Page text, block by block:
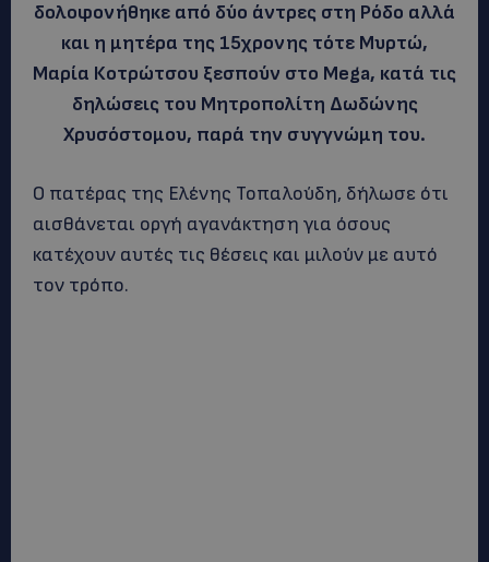
δολοφονήθηκε από δύο άντρες στη Ρόδο αλλά
και η μητέρα της 15χρονης τότε Μυρτώ,
Μαρία Κοτρώτσου ξεσπούν στο Mega, κατά τις
δηλώσεις του Μητροπολίτη Δωδώνης
Χρυσόστομου, παρά την συγγνώμη του.
Ο πατέρας της Ελένης Τοπαλούδη, δήλωσε ότι
αισθάνεται οργή αγανάκτηση για όσους
κατέχουν αυτές τις θέσεις και μιλούν με αυτό
τον τρόπο.